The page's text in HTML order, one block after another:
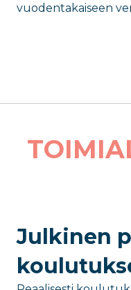
vuodentakaiseen
Julkinen